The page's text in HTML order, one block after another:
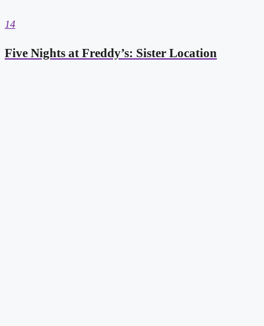
14
Five Nights at Freddy’s: Sister Location